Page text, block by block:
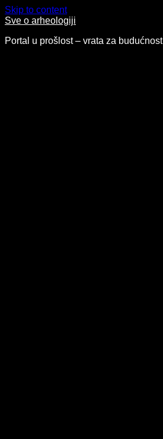
Skip to content
Sve o arheologiji
Portal u prošlost – vrata za budućnost